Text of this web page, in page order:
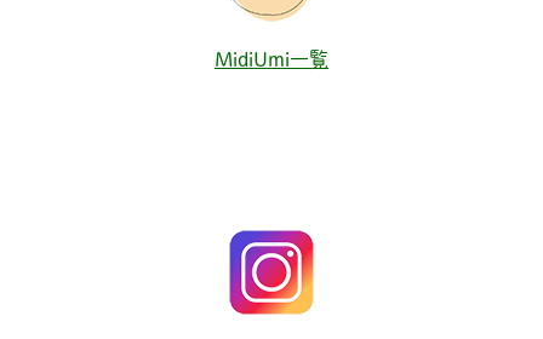
MidiUmi一覧